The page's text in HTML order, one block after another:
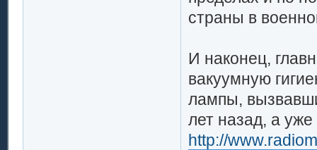
страны в
И наконец,
вакуумную
лампы,
лет назад, а
http://